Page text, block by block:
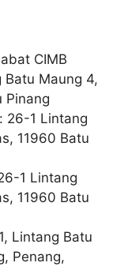
CIMB
Maung 4,
Pinang
26-1 Lintang
11960 Batu
1 Lintang
11960 Batu
Lintang Batu
Penang,